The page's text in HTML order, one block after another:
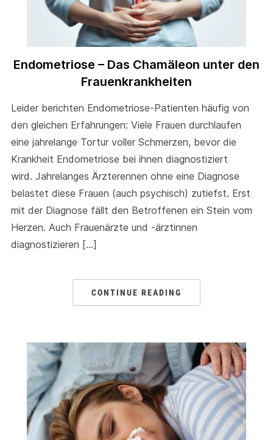
Endometriose – Das Chamäleon unter den
Frauenkrankheiten
Leider berichten Endometriose-Patienten häufig von
den gleichen Erfahrungen: Viele Frauen durchlaufen
eine jahrelange Tortur voller Schmerzen, bevor die
Krankheit Endometriose bei ihnen diagnostiziert
wird. Jahrelanges Ärzterennen ohne eine Diagnose
belastet diese Frauen (auch psychisch) zutiefst. Erst
mit der Diagnose fällt den Betroffenen ein Stein vom
Herzen. Auch Frauenärzte und -ärztinnen
diagnostizieren […]
CONTINUE READING